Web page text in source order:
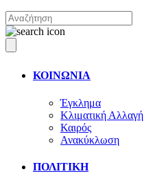
ΚΟΙΝΩΝΙΑ
Έγκλημα
Κλιματική Αλλαγή
Καιρός
Ανακύκλωση
ΠΟΛΙΤΙΚΗ